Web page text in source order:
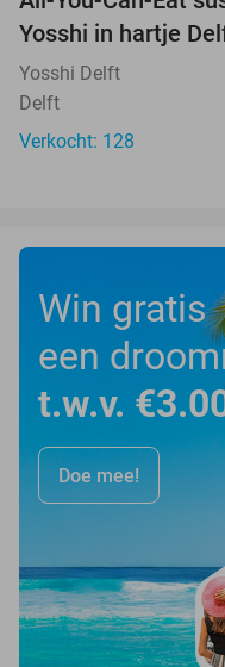
Yosshi in hartje
Yosshi Delft
Delft
Verkocht: 128
Win gratis
een
t.w.v.
Doe mee!